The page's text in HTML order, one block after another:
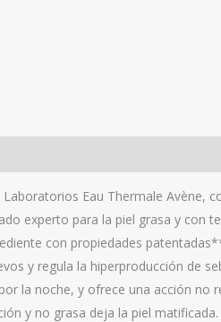
Eau Thermale Avène,
experto para la piel grasa y con
con propiedades
y regula la hiperproducción de
la noche, y ofrece una acción
y no grasa deja la piel matificada.